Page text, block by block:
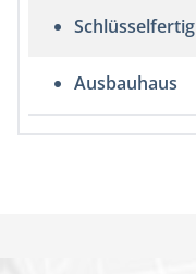
Schlüsselfertig
Ausbauhaus